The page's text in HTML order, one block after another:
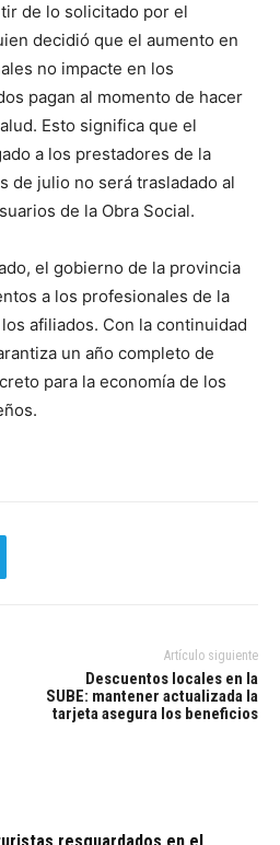
de lo solicitado por el
decidió que el aumento en
no impacte en los
pagan al momento de hacer
Esto significa que el
a los prestadores de la
de julio no será trasladado al
de la Obra Social.
el gobierno de la provincia
a los profesionales de la
afiliados. Con la continuidad
un año completo de
para la economía de los
Artículo siguiente
Descuentos locales en la
SUBE: mantener actualizada la
tarjeta asegura los beneficios